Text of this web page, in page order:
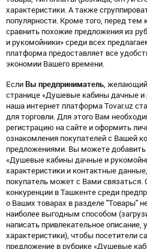
характеристики. А также
популярности. Кроме того, перед
сравнить похожие предложения из
и рукомойники» среди всех
платформа предоставляет все
экономии Вашего времени.
Если Вы предприниматель ,
странице «Душевые кабины дачные и
наша интернет платформа Tovar.uz
для торговли. Для этого Вам
регистрацию на сайте и оформить
ознакомления покупателей с Вашей
предложениями. Вы можете добавить
«Душевые кабины дачные и
характеристики и контактные
покупатель может с Вами связаться.
конкуренции в Ташкенте среди
о Ваших товарах в разделе "Товары"
наиболее выгодным способом
написать привлекательное описание,
характеристики), чтобы посетители
предложение в рубрике «Душевые